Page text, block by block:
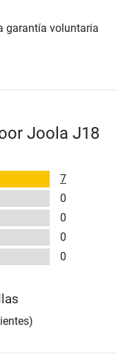
garantía voluntaria
Joola J18
7
0
0
0
0